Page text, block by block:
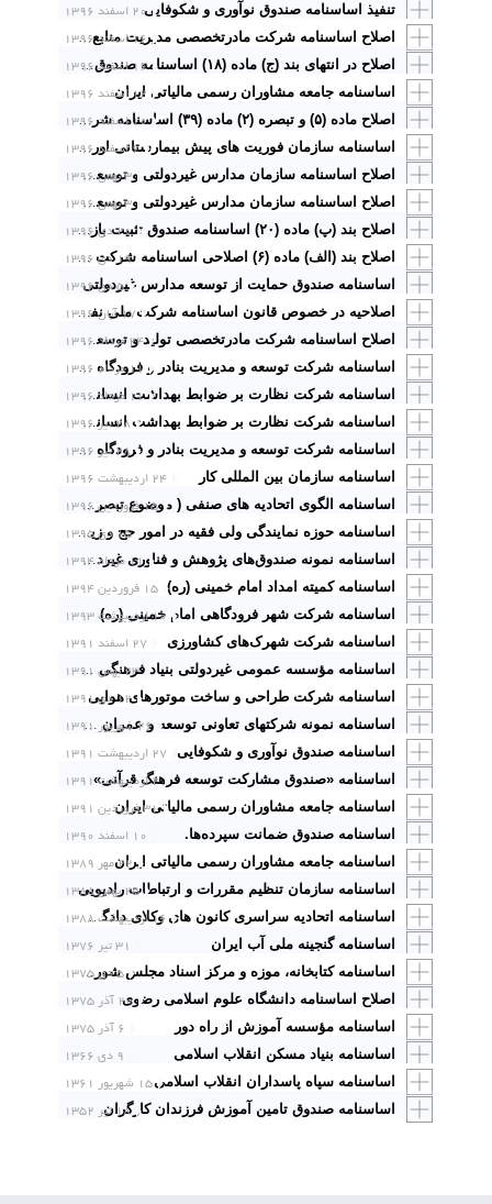
۲۰ اسفند ۱۳۹۶تنفیذ اساسنامه صندوق نوآوری و شکوفایی
۱۶ اسفند ۱۳۹۶ اصلاح اساسنامه شرکت مادرتخصصی مدیریت منابع آب ایران
۱۶ اسفند ۱۳۹۶ اصلاح در انتهای بند (ج) ماده (۱۸) اساسنامه صندوق حمایت از توسعه مدارس غیردولتی
۱۲ اسفند ۱۳۹۶
اساسنامه جامعه مشاوران رسمی مالیاتی ایران
۱۰ اسفند ۱۳۹۶ اصلاح ماده (۵) و تبصره (۲) ماده (۳۹) اساسنامه شرکت های تولید نیروی برق شیروان، سهند، کرمان، خلیج فارس، بیستون
۶ اسفند ۱۳۹۶ اساسنامه سازمان فوریت های پیش بیمارستانی اورژانس کشور
۳ بهمن ۱۳۹۶ اصلاح اساسنامه سازمان مدارس غیردولتی و توسعه مشارکت های مردمی
۳ بهمن ۱۳۹۶ اصلاح اساسنامه سازمان مدارس غیردولتی و توسعه مشارکت های مردمی
۲۰ دی ۱۳۹۶ اصلاح بند (پ) ماده (۲۰) اساسنامه صندوق تثبیت بازار سرمایه
۱۹ دی ۱۳۹۶ اصلاح بند (الف) ماده (۶) اصلاحی اساسنامه شرکت مادرتخصصی دارویی و تجهیزات پزشکی کشور
۵ دی ۱۳۹۶
اساسنامه صندوق حمایت از توسعه مدارس غیردولتی
۱۷ آبان ۱۳۹۶ اصلاحیه در خصوص قانون اساسنامه شرکت ملی نفت ایران
۲۴ مرداد ۱۳۹۶ اصلاح اساسنامه شرکت مادرتخصصی تولید و توسعه انرژی اتمی ایران
۱۱ مرداد ۱۳۹۶ اساسنامه شرکت توسعه و مدیریت بنادر و فرودگاه منطقه آزاد قشم (سهامی خاص)
۱۱ مرداد ۱۳۹۶ اساسنامه شرکت نظارت بر ضوابط بهداشت انسانی و استاندارد قشم (سهامی خاص)
۲۸ تیر ۱۳۹۶ اساسنامه شرکت نظارت بر ضوابط بهداشت انسانی و استاندارد قشم
۲۸ تیر ۱۳۹۶ اساسنامه شرکت توسعه و مدیریت بنادر و فرودگاه منطقه آزاد قشم
۲۴ اردیبهشت ۱۳۹۶ اساسنامه سازمان بین المللی کار
۱۵ فروردین ۱۳۹۶ اساسنامه الگوی اتحادیه های صنفی ( موضوع تبصره یک ماده 21 ق.ن.ص)
۱۵ دی ۱۳۹۵ اساسنامه حوزه نمایندگی ولی فقیه در امور حج و زیارت
۱۱ مرداد ۱۳۹۴ اساسنامه نمونه صندوق‌های پژوهش و فناوری غیردولتی
۱۵ فروردین ۱۳۹۴ اساسنامه کمیته امداد امام خمینی (ره)
۱۰ اردیبهشت ۱۳۹۳
اساسنامه شرکت شهر فرودگاهی امام خمینی (ره)
۲۷ اسفند ۱۳۹۱ اساسنامه شرکت شهرک‌های کشاورزی
۲۳ بهمن ۱۳۹۱ اساسنامه مؤسسه عمومی غیردولتی بنیاد فرهنگی شهدای انقلاب اسلامی
۱۲ دی ۱۳۹۱
اساسنامه شرکت طراحی و ساخت موتورهای هوایی
۲۶ شهریور ۱۳۹۱ اساسنامه نمونه شرکتهای تعاونی توسعه و عمران شهرستانی
۲۷ اردیبهشت ۱۳۹۱ اساسنامه صندوق نوآوری و شکوفایی
۲ اردیبهشت ۱۳۹۱
اساسنامه «صندوق مشارکت توسعه فرهنگ قرآنی»
۳۱ فروردین ۱۳۹۱
اساسنامه جامعه مشاوران رسمی مالیاتی ایران
۱۰ اسفند ۱۳۹۰ اساسنامه صندوق ضمانت سپرده‌ها.
۲۲ مهر ۱۳۸۹
اساسنامه جامعه مشاوران رسمی مالیاتی ایران
۲۵ بهمن ۱۳۸۸
اساسنامه سازمان تنظیم مقررات و ارتباطات رادیویی
۱۶ اردیبهشت ۱۳۸۸ اساسنامه اتحادیه سراسری کانون های وکلای دادگستری ایران
۳۱ تیر ۱۳۷۶ اساسنامه گنجینه ملی آب ایران
۵ دی ۱۳۷۵ اساسنامه کتابخانه، موزه و مرکز اسناد مجلس شورای اسلامی
۲۰ آذر ۱۳۷۵
اصلاح اساسنامه دانشگاه علوم اسلامی رضوی
۶ آذر ۱۳۷۵ اساسنامه مؤسسه آموزش از راه دور
۹ دی ۱۳۶۶ اساسنامه بنیاد مسکن انقلاب اسلامی
۱۵ شهریور ۱۳۶۱اساسنامه سپاه پاسداران انقلاب اسلامی ‌
۱۸ تیر ۱۳۵۲
اساسنامه صندوق تامین آموزش فرزندان کارگران